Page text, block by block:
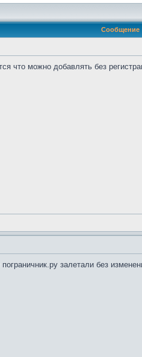
Сообщение
что можно добавлять без
залетали без